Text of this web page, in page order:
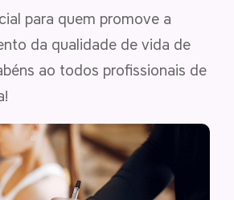
para quem promove a
da qualidade de vida de
ao todos profissionais de